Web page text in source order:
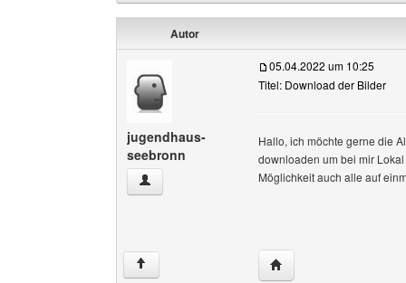
Autor
jugendhaus-
seebronn
jugendhaus-seebronn Benutzer-Profile
05.04.2022 um 10:25
Titel: Download der Bilder
Hallo, ich möchte gerne die
downloaden um bei mir
Möglichkeit auch alle auf
↑ Website dieses